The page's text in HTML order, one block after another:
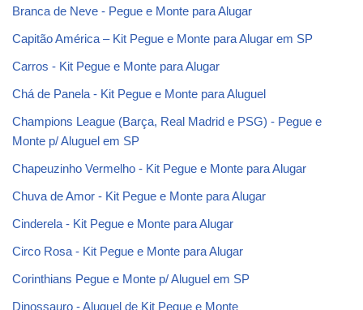
Branca de Neve - Pegue e Monte para Alugar
Capitão América – Kit Pegue e Monte para Alugar em SP
Carros - Kit Pegue e Monte para Alugar
Chá de Panela - Kit Pegue e Monte para Aluguel
Champions League (Barça, Real Madrid e PSG) - Pegue e
Monte p/ Aluguel em SP
Chapeuzinho Vermelho - Kit Pegue e Monte para Alugar
Chuva de Amor - Kit Pegue e Monte para Alugar
Cinderela - Kit Pegue e Monte para Alugar
Circo Rosa - Kit Pegue e Monte para Alugar
Corinthians Pegue e Monte p/ Aluguel em SP
Dinossauro - Aluguel de Kit Pegue e Monte